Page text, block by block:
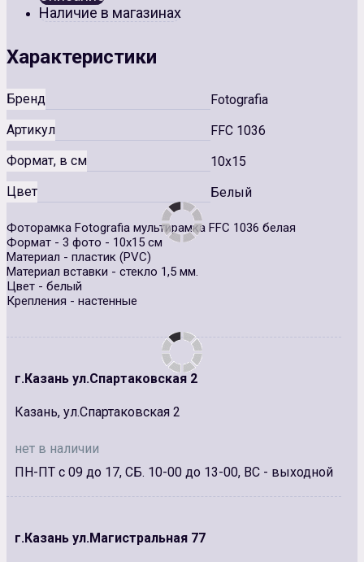
Наличие в магазинах
Характеристики
Бренд
Fotografia
Артикул
FFC 1036
Формат, в см
10x15
Цвет
Белый
Фоторамка Fotografia мультирамка FFC 1036 белая
Формат - 3 фото - 10х15 см
Материал - пластик (PVC)
Материал вставки - стекло 1,5 мм.
Цвет - белый
Крепления - настенные
г.Казань ул.Спартаковская 2
Казань, ул.Спартаковская 2
нет в наличии
ПН-ПТ с 09 до 17, СБ. 10-00 до 13-00, ВС - выходной
г.Казань ул.Магистральная 77